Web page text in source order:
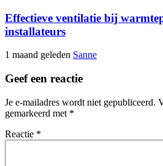
Effectieve ventilatie bij
installateurs
1 maand geleden Sanne
Geef een reactie
Je e-mailadres wordt niet gepubliceerd.
gemarkeerd met *
Reactie *